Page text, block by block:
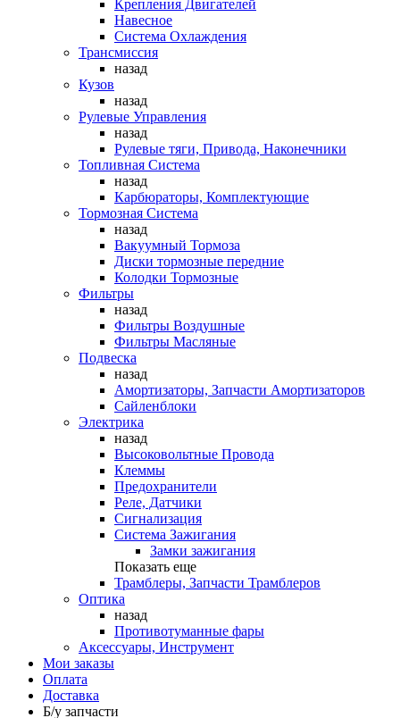
Крепления Двигателей
Навесное
Система Охлаждения
Трансмиссия
назад
Кузов
назад
Рулевые Управления
назад
Рулевые тяги, Привода, Наконечники
Топливная Система
назад
Карбюраторы, Комплектующие
Тормозная Система
назад
Вакуумный Тормоза
Диски тормозные передние
Колодки Тормозные
Фильтры
назад
Фильтры Воздушные
Фильтры Масляные
Подвеска
назад
Амортизаторы, Запчасти Амортизаторов
Сайленблоки
Электрика
назад
Высоковольтные Провода
Клеммы
Предохранители
Реле, Датчики
Сигнализация
Система Зажигания
Замки зажигания
Показать еще
Трамблеры, Запчасти Трамблеров
Оптика
назад
Противотуманные фары
Аксессуары, Инструмент
Мои заказы
Оплата
Доставка
Б/у запчасти